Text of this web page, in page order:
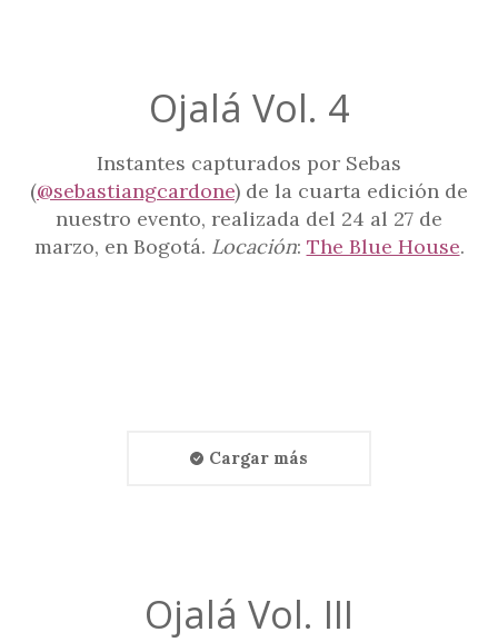
Ojalá Vol. 4
Instantes capturados por Sebas
(@sebastiangcardone) de la cuarta edición de
nuestro evento, realizada del 24 al 27 de
marzo, en Bogotá. Locación: The Blue House.
Cargar más
Ojalá Vol. III